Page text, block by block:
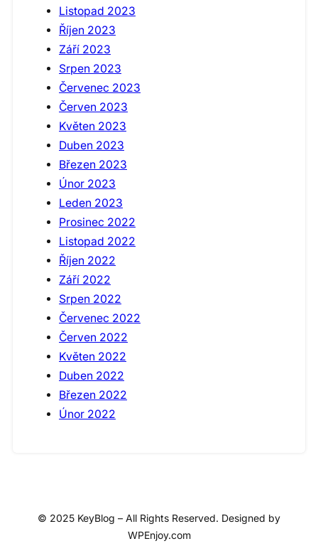
Listopad 2023
Říjen 2023
Září 2023
Srpen 2023
Červenec 2023
Červen 2023
Květen 2023
Duben 2023
Březen 2023
Únor 2023
Leden 2023
Prosinec 2022
Listopad 2022
Říjen 2022
Září 2022
Srpen 2022
Červenec 2022
Červen 2022
Květen 2022
Duben 2022
Březen 2022
Únor 2022
© 2025 KeyBlog – All Rights Reserved. Designed by
WPEnjoy.com